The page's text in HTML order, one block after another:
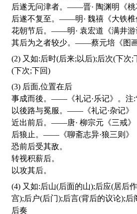
后遂无问津者。——晋· 陶渊明《桃
后遂不复至。——明· 魏禧《大铁椎
花朝节后。——明· 袁宏道《满井游
其后为之者较少。——蔡元培《图画
(2) 又如:后时(后来;以后);后次(下次;下回);后儿(后天);后番
(下次;下回)
(3) 后面,位置在后
事成而後。——《礼记·乐记》。注
以後路与冕服。——《礼记·杂记》
近出前后。——唐· 柳宗元《三戒》
后狼止。——《聊斋志异·狼三则》
恐前后受其敌。
转视积薪后。
以攻其后。
(4) 又如:后山(后面的山);后应(居后作接应 的部队);后廷(后
宫);后户(后门);后言(背后的议论);后
后奏